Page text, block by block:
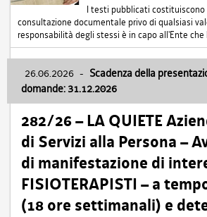
I testi pubblicati
consultazione documentale privo di qualsiasi
responsabilità degli stessi è in capo all'Ente
26.06.2026 - Scadenza della
domande: 31.12.2026
282/26 – LA QUIETE
di Servizi alla Persona –
di manifestazione di
FISIOTERAPISTI – a
(18 ore settimanali) e